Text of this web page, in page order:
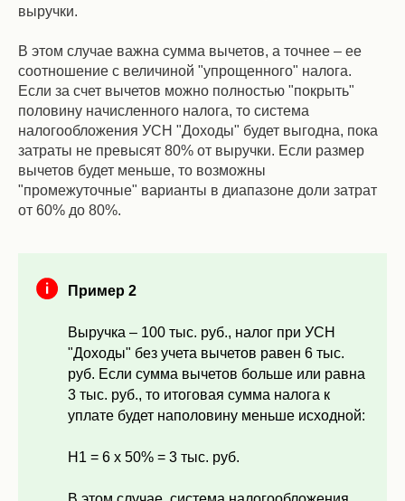
выручки.
В этом случае важна сумма вычетов, а точнее – ее
соотношение с величиной "упрощенного" налога.
Если за счет вычетов можно полностью "покрыть"
половину начисленного налога, то система
налогообложения УСН "Доходы" будет выгодна, пока
затраты не превысят 80% от выручки. Если размер
вычетов будет меньше, то возможны
"промежуточные" варианты в диапазоне доли затрат
от 60% до 80%.
Пример 2
Выручка – 100 тыс. руб., налог при УСН
"Доходы" без учета вычетов равен 6 тыс.
руб. Если сумма вычетов больше или равна
3 тыс. руб., то итоговая сумма налога к
уплате будет наполовину меньше исходной:
Н1 = 6 х 50% = 3 тыс. руб.